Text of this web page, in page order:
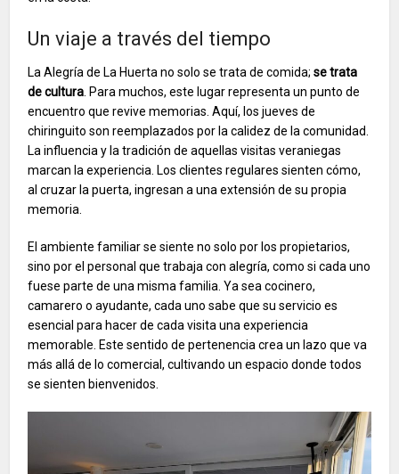
Un viaje a través del tiempo
La Alegría de La Huerta no solo se trata de comida;se trata
de cultura. Para muchos, este lugar representa un punto de
encuentro que revive memorias. Aquí, los jueves de
chiringuito son reemplazados por la calidez de la comunidad.
La influencia y la tradición de aquellas visitas veraniegas
marcan la experiencia. Los clientes regulares sienten cómo,
al cruzar la puerta, ingresan a una extensión de su propia
memoria.
El ambiente familiar se siente no solo por los propietarios,
sino por el personal que trabaja con alegría, como si cada uno
fuese parte de una misma familia. Ya sea cocinero,
camarero o ayudante, cada uno sabe que su servicio es
esencial para hacer de cada visita una experiencia
memorable. Este sentido de pertenencia crea un lazo que va
más allá de lo comercial, cultivando un espacio donde todos
se sienten bienvenidos.